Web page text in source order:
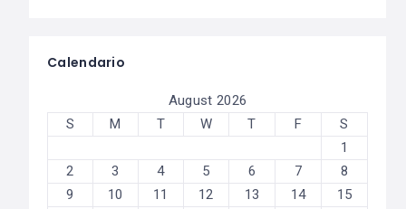
Calendario
August 2026
S
M T W T F
S
1
2
3 4 5 6 7
8
9
10 11 12 13 14
15